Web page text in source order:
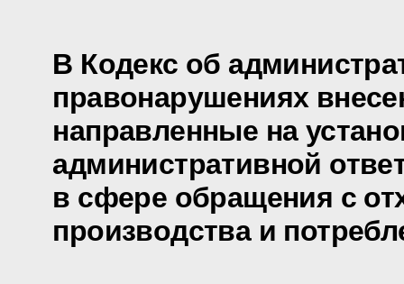
В Кодекс об
правонарушениях
направленные на
административной
в сфере обращения с
производства и